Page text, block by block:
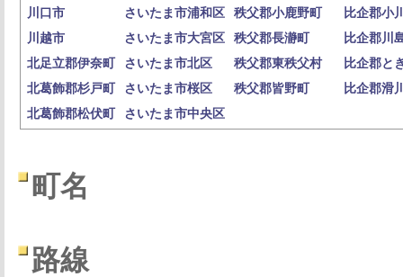
川口市
さいたま市浦和区 秩父郡小鹿野町
比企郡小
川越市
さいたま市大宮区 秩父郡長瀞町
比企郡川
北足立郡伊奈町
さいたま市北区 秩父郡東秩父村
比企郡と
北葛飾郡杉戸町
さいたま市桜区 秩父郡皆野町
比企郡滑
北葛飾郡松伏町
さいたま市中央区
町名
路線